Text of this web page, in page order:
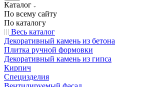
Каталог
По всему сайту
По каталогу
Весь каталог
Декоративный камень из бетона
Плитка ручной формовки
Декоративный камень из гипса
Кирпич
Специзделия